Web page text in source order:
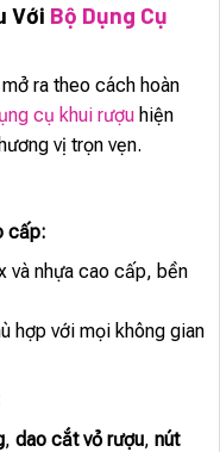
Với Bộ Dụng Cụ
ra theo cách hoàn
cụ khui rượu hiện
vị trọn vẹn.
cấp:
và nhựa cao cấp, bền
hợp với mọi không gian
, dao cắt vỏ rượu, nút